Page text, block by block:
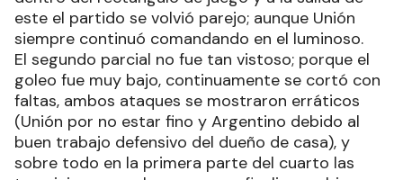
este el partido se volvió parejo; aunque Unión
siempre continuó comandando en el luminoso.
El segundo parcial no fue tan vistoso; porque el
goleo fue muy bajo, continuamente se cortó con
faltas, ambos ataques se mostraron erráticos
(Unión por no estar fino y Argentino debido al
buen trabajo defensivo del dueño de casa), y
sobre todo en la primera parte del cuarto las